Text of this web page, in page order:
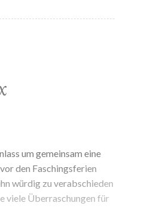
um gemeinsam eine
den Faschingsferien
würdig zu verabschieden
viele Überraschungen für